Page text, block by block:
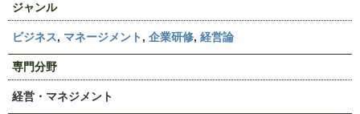
ジャンル
ビジネス, マネージメント , 企業研修, 経営論
専門分野
経営・マネジメント